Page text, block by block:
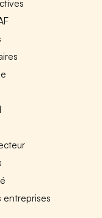
entreprises